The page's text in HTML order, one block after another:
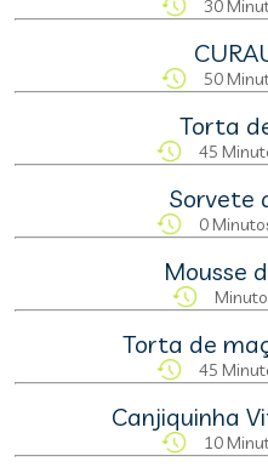
30
50
Torta
45
Sorvete
0
Mousse
Torta de
45
Canjiquinha
10